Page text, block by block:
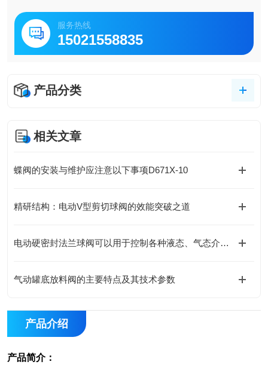
服务热线
15021558835
产品分类
相关文章
蝶阀的安装与维护应注意以下事项D671X-10
精研结构：电动V型剪切球阀的效能突破之道
电动硬密封法兰球阀可以用于控制各种液态、气态介质的流量和压力
气动罐底放料阀的主要特点及其技术参数
产品介绍
产品简介：